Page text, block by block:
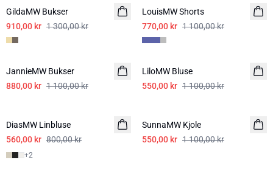
GildaMW Bukser
910,00 kr 1 300,00 kr
LouisMW Shorts
770,00 kr 1 100,00 kr
LIN
-20%
JannieMW Bukser
880,00 kr 1 100,00 kr
-50%
LiloMW Bluse
550,00 kr 1 100,00 kr
LIN
DiasMW Linbluse
560,00 kr 800,00 kr
+2
SunnaMW Kjole
550,00 kr 1 100,00 kr